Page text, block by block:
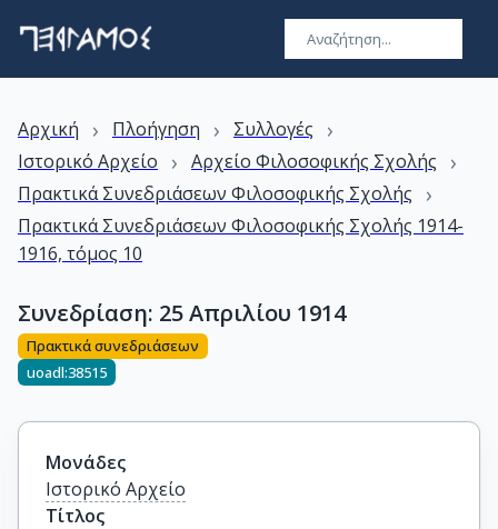
Αρχική › Πλοήγηση › Συλλογές ›
Ιστορικό Αρχείο › Αρχείο Φιλοσοφικής Σχολής ›
Πρακτικά Συνεδριάσεων Φιλοσοφικής Σχολής ›
Πρακτικά Συνεδριάσεων Φιλοσοφικής Σχολής 1914-
1916, τόμος 10
Συνεδρίαση: 25 Απριλίου 1914
Πρακτικά συνεδριάσεων
uoadl:38515
Μονάδες
Ιστορικό Αρχείο
Τίτλος